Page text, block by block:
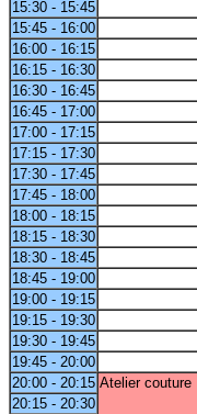
15:30 - 15:45
15:45 - 16:00
16:00 - 16:15
16:15 - 16:30
16:30 - 16:45
16:45 - 17:00
17:00 - 17:15
17:15 - 17:30
17:30 - 17:45
17:45 - 18:00
18:00 - 18:15
18:15 - 18:30
18:30 - 18:45
18:45 - 19:00
19:00 - 19:15
19:15 - 19:30
19:30 - 19:45
19:45 - 20:00
20:00 - 20:15 Atelier couture
20:15 - 20:30